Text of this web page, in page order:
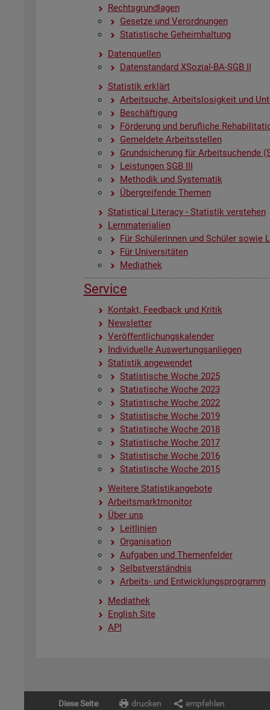
Rechts­grund­la­gen
Ge­set­ze und Ver­ord­nun­gen
Sta­tis­ti­sche Ge­heim­hal­tung
Da­ten­quel­len
Da­ten­stan­dard XSo­zi­al-BA-SGB II
Sta­tis­tik er­klärt
Ar­beit­su­che, Ar­beits­lo­sig­keit und
Be­schäf­ti­gung
För­de­rung und be­ruf­li­che
Ge­mel­de­te Ar­beits­stel­len
Grund­si­che­rung für Ar­beit­su­chen­de
Leis­tun­gen SGB III
Me­tho­dik und Sys­te­ma­tik
Über­grei­fen­de The­men
Sta­ti­s­ti­cal Li­te­r­acy - Sta­tis­tik ver­ste­hen
Lern­ma­te­ria­li­en
Für Schü­le­rin­nen und Schü­ler sowie
Für Uni­ver­si­tä­ten
Me­dia­thek
Ser­vice
Kon­takt, Feed­back und Kri­tik
News­let­ter
Ver­öf­fent­li­chungs­ka­len­der
In­di­vi­du­el­le Aus­wer­tungs­an­lie­gen
Sta­tis­tik an­ge­wen­det
Sta­tis­ti­sche Woche 2025
Sta­tis­ti­sche Woche 2023
Sta­tis­ti­sche Woche 2022
Sta­tis­ti­sche Woche 2019
Sta­tis­ti­sche Woche 2018
Sta­tis­ti­sche Woche 2017
Sta­tis­ti­sche Woche 2016
Sta­tis­ti­sche Woche 2015
Wei­te­re Sta­tis­tik­an­ge­bo­te
Ar­beits­markt­mo­ni­tor
Über uns
Leit­li­ni­en
Or­ga­ni­sa­ti­on
Auf­ga­ben und The­men­fel­der
Selbst­ver­ständ­nis
Ar­beits- und Ent­wick­lungs­pro­gramm
Me­dia­thek
English Site
API
Diese Seite drucken empfehlen